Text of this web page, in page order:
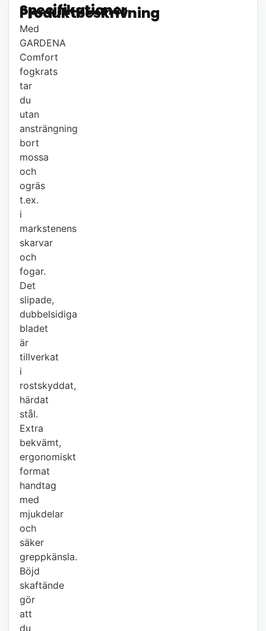
Produktbeskrivning
Med
GARDENA
Comfort
fogkrats
tar
du
utan
ansträngning
bort
mossa
och
ogräs
t.ex.
i
markstenens
skarvar
och
fogar.
Det
slipade,
dubbelsidiga
bladet
är
tillverkat
i
rostskyddat,
härdat
stål.
Extra
bekvämt,
ergonomiskt
format
handtag
med
mjukdelar
och
säker
greppkänsla.
Böjd
skaftände
gör
att
du
Specifikationer